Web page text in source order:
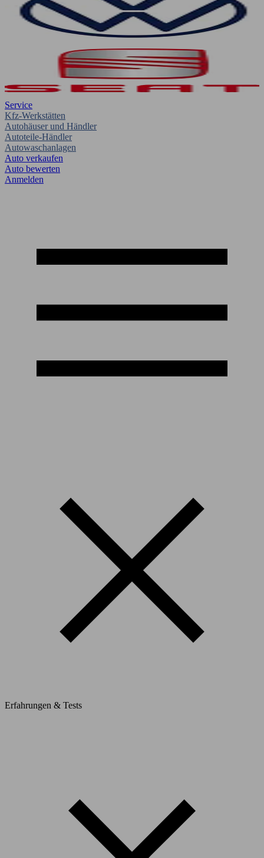
Service
Kfz-Werkstätten
Autohäuser und Händler
Autoteile-Händler
Autowaschanlagen
Auto verkaufen
Auto bewerten
Anmelden
Erfahrungen & Tests